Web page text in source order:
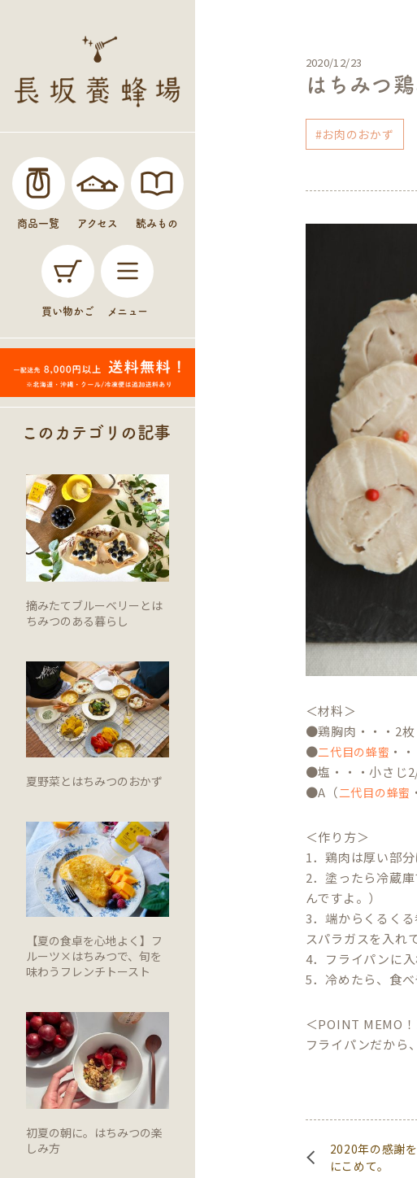
商品一覧 アクセス 読みもの
買い物かご メニュー
このカテゴリの記事
摘みたてブルーベリーとは
ちみつのある暮らし
夏野菜とはちみつのおかず
【夏の食卓を心地よく】フ
ルーツ×はちみつで、旬を
味わうフレンチトースト
初夏の朝に。はちみつの楽
しみ方
2020/12/23
はちみつ
#お肉のおかず
＜材料＞
●鶏胸肉・・・2枚
●二代目の蜂蜜 ・
●塩・・・小さじ
●A（二代目の蜂蜜
＜作り方＞
1．鶏肉は厚い部
2．塗ったら冷蔵
んですよ。）
3．端からくるく
スパラガスを入れ
4．フライパンに
5．冷めたら、食
＜POINT MEMO
フライパンだから
2020年の感謝
にこめて。